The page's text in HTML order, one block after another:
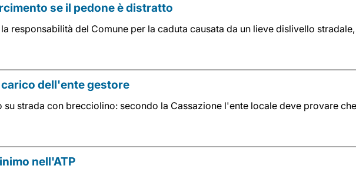
se il pedone è distratto
responsabilità del Comune per la caduta causata da un lieve dislivello
dell'ente gestore
strada con brecciolino: secondo la Cassazione l'ente locale deve provare
nell'ATP